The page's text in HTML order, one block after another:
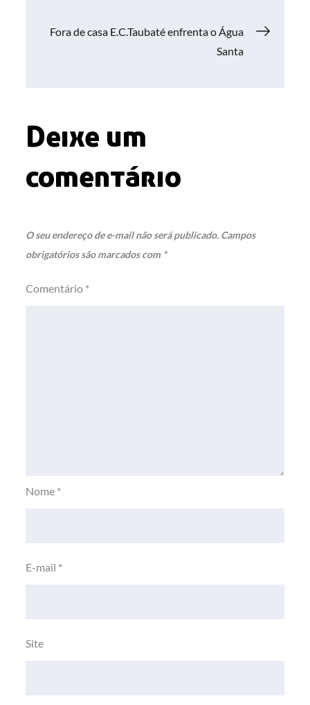
Fora de casa E.C.Taubaté enfrenta o Água
Santa
Deixe um
comentário
O seu endereço de e-mail não será publicado. Campos
obrigatórios são marcados com *
Comentário *
Nome *
E-mail *
Site